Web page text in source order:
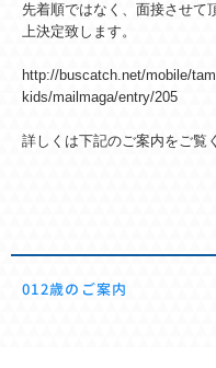
先着順ではなく、面接させて
上決定致します。
http://buscatch.net/mobile/
kids/mailmaga/entry/205
詳しくは下記のご案内をご覧
012歳のご案内